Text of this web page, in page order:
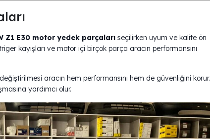
BMW Z1 E30 motor yedek parçaları seçilirken uyum ve kalite ön
kayışları ve motor içi birçok parça aracın performansını
aracın hem performansını hem de güvenliğini korur.
yardımcı olur.